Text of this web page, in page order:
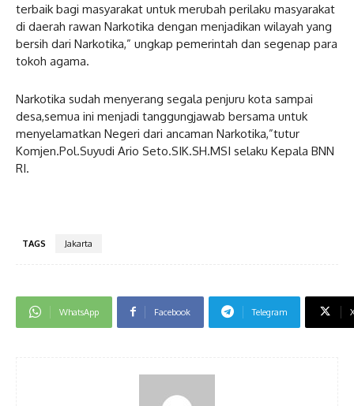
terbaik bagi masyarakat untuk merubah perilaku masyarakat
di daerah rawan Narkotika dengan menjadikan wilayah yang
bersih dari Narkotika,” ungkap pemerintah dan segenap para
tokoh agama.
Narkotika sudah menyerang segala penjuru kota sampai
desa,semua ini menjadi tanggungjawab bersama untuk
menyelamatkan Negeri dari ancaman Narkotika,”tutur
Komjen.Pol.Suyudi Ario Seto.SIK.SH.MSI selaku Kepala BNN
RI.
TAGS Jakarta
WhatsApp Facebook Telegram